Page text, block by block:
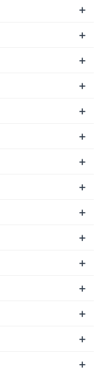
+
+
+
+
+
+
+
+
+
+
+
+
+
+
+